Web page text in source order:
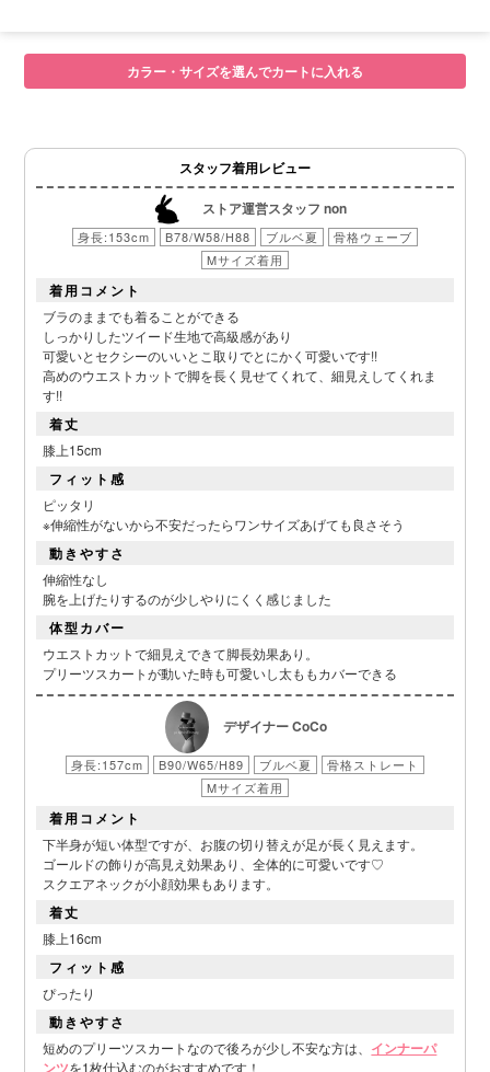
■スペック表
カラー・サイズを選んでカートに入れる
スタッフ着用レビュー
ストア運営スタッフ non
身長:153cm B78/W58/H88 ブルベ夏
骨格ウェーブ
Mサイズ着用
着用コメント
ブラのままでも着ることができる
しっかりしたツイード生地で高級感があり
可愛いとセクシーのいいとこ取りでとにかく可愛いです!!
高めのウエストカットで脚を長く見せてくれて、細見えしてくれま
す!!
着丈
膝上15cm
フィット感
ピッタリ
※伸縮性がないから不安だったらワンサイズあげても良さそう
動きやすさ
伸縮性なし
腕を上げたりするのが少しやりにくく感じました
体型カバー
ウエストカットで細見えできて脚長効果あり。
プリーツスカートが動いた時も可愛いし太ももカバーできる
デザイナー CoCo
身長:157cm B90/W65/H89 ブルベ夏
骨格ストレート
Mサイズ着用
着用コメント
下半身が短い体型ですが、お腹の切り替えが足が長く見えます。
ゴールドの飾りが高見え効果あり、全体的に可愛いです♡
スクエアネックが小顔効果もあります。
着丈
膝上16cm
フィット感
ぴったり
動きやすさ
短めのプリーツスカートなので後ろが少し不安な方は、 インナーパ
ンツを1枚仕込むのがおすすめです！